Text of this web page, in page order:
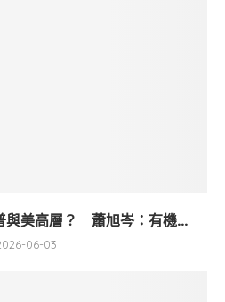
與美高層？ 蕭旭岑：有機...
06-03